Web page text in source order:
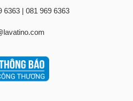
6363 | 081 969 6363